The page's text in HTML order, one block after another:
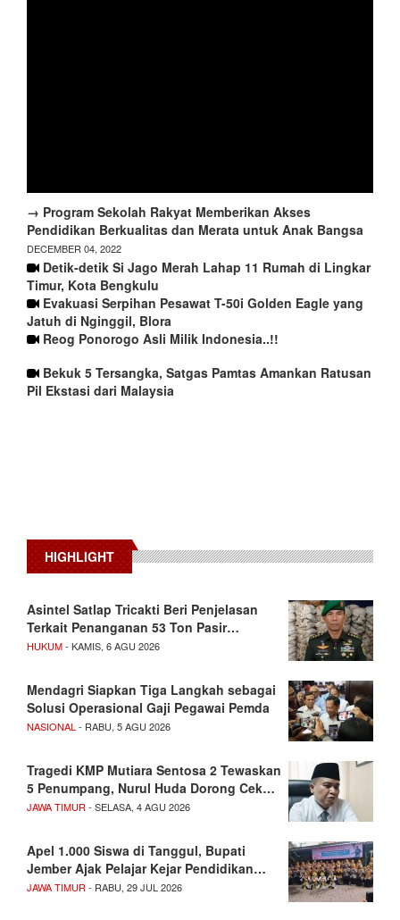
→ Program Sekolah Rakyat Memberikan Akses
Pendidikan Berkualitas dan Merata untuk Anak Bangsa
DECEMBER 04, 2022
Detik-detik Si Jago Merah Lahap 11 Rumah di Lingkar
Timur, Kota Bengkulu
Evakuasi Serpihan Pesawat T-50i Golden Eagle yang
Jatuh di Nginggil, Blora
Reog Ponorogo Asli Milik Indonesia..!!
Bekuk 5 Tersangka, Satgas Pamtas Amankan Ratusan
Pil Ekstasi dari Malaysia
HIGHLIGHT
Asintel Satlap Tricakti Beri Penjelasan
Terkait Penanganan 53 Ton Pasir…
HUKUM- KAMIS, 6 AGU 2026
Mendagri Siapkan Tiga Langkah sebagai
Solusi Operasional Gaji Pegawai Pemda
NASIONAL - RABU, 5 AGU 2026
Tragedi KMP Mutiara Sentosa 2 Tewaskan
5 Penumpang, Nurul Huda Dorong Cek…
JAWA TIMUR - SELASA, 4 AGU 2026
Apel 1.000 Siswa di Tanggul, Bupati
Jember Ajak Pelajar Kejar Pendidikan…
JAWA TIMUR - RABU, 29 JUL 2026